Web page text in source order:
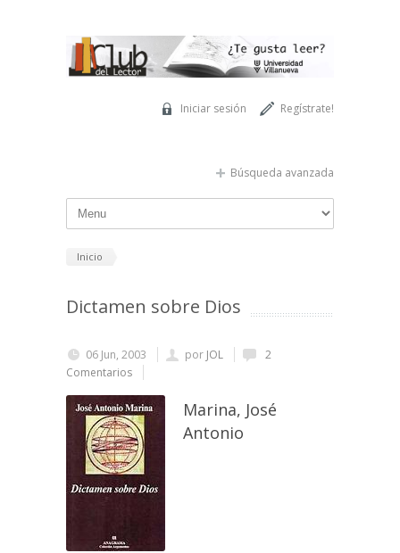
Regístrate!
Iniciar sesión
Búsqueda avanzada
Inicio
Dictamen sobre Dios
06 Jun, 2003 por JOL
2
Comentarios
Marina, José
Antonio